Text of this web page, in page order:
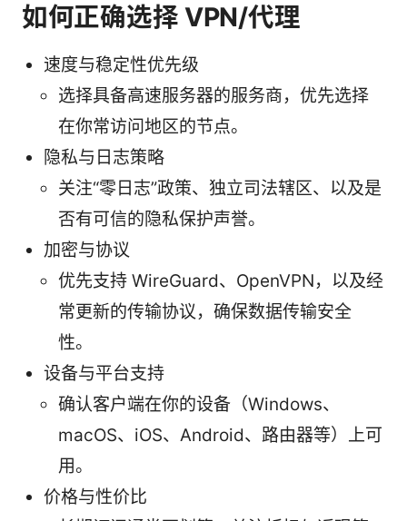
如何正确选择 VPN/代理
速度与稳定性优先级
选择具备高速服务器的服务商，优先选择
在你常访问地区的节点。
隐私与日志策略
关注“零日志”政策、独立司法辖区、以及是
否有可信的隐私保护声誉。
加密与协议
优先支持 WireGuard、OpenVPN，以及经
常更新的传输协议，确保数据传输安全
性。
设备与平台支持
确认客户端在你的设备（Windows、
macOS、iOS、Android、路由器等）上可
用。
价格与性价比